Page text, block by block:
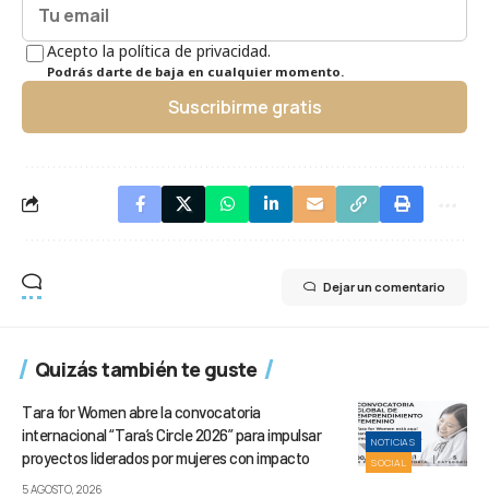
Acepto la política de privacidad.
Podrás darte de baja en cualquier momento.
Suscribirme gratis
Dejar un comentario
Quizás también te guste
NOTICIAS
SOCIAL
Tara for Women abre la convocatoria
internacional “Tara’s Circle 2026” para impulsar
proyectos liderados por mujeres con impacto
5 AGOSTO, 2026